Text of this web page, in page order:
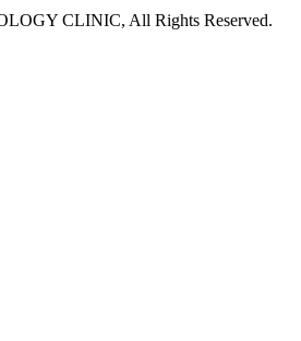
CLINIC, All Rights Reserved.